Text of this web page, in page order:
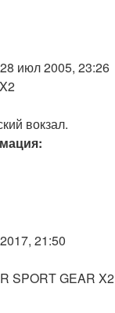
28 июл 2005, 23:26
вокзал.
21:50
SPORT GEAR X2